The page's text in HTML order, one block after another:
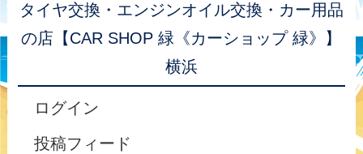
タイヤ交換・エンジンオイル交換・カー用品
の店【CAR SHOP 緑《カーショップ 緑》】
横浜
ログイン
投稿フィード